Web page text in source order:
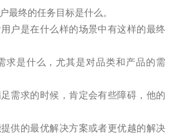
最终的任务目标是什么。
户是在什么样的场景中有这样的最终
求是什么，尤其是对品类和产品的需
需求的时候，肯定会有些障碍，他的
供的最优解决方案或者更优越的解决